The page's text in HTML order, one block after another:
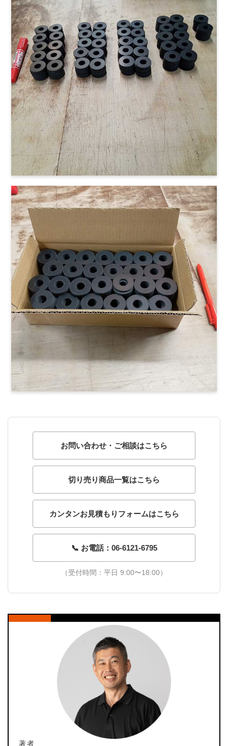
お問い合わせ・ご相談はこちら
切り売り商品一覧はこちら
カンタンお見積もりフォームはこちら
📞 お電話：06-6121-6795
（受付時間：平日 9:00〜18:00）
著者